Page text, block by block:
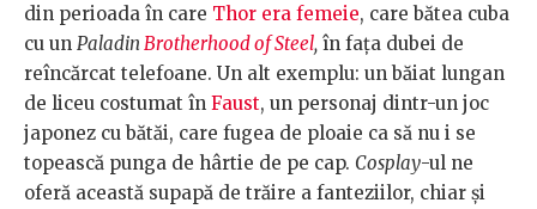
din perioada în care Thor era femeie, care bătea cuba
cu un Paladin Brotherhood of Steel, în fața dubei de
reîncărcat telefoane. Un alt exemplu: un băiat lungan
de liceu costumat în Faust, un personaj dintr-un joc
japonez cu bătăi, care fugea de ploaie ca să nu i se
topească punga de hârtie de pe cap. Cosplay-ul ne
oferă această supapă de trăire a fanteziilor, chiar și